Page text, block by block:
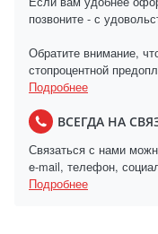
позвоните - с
Обратите внимание,
стопроцентной
Подробнее
ВСЕГДА НА
Связаться с нами
e-mail, телефон,
Подробнее